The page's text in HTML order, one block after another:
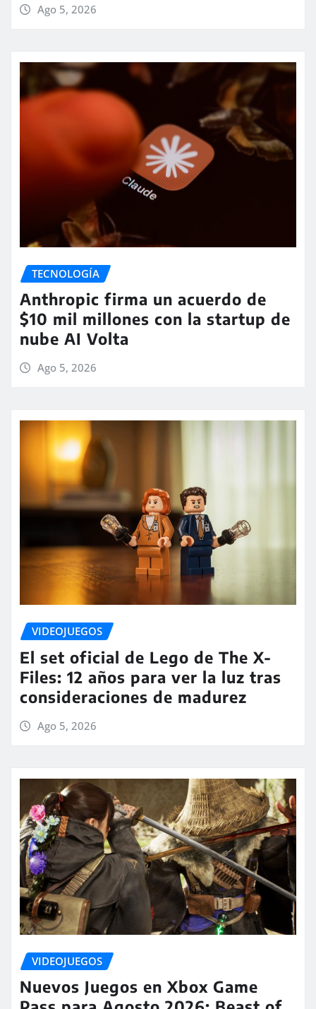
Ago 5, 2026
TECNOLOGÍA
Anthropic firma un acuerdo de
$10 mil millones con la startup de
nube AI Volta
Ago 5, 2026
VIDEOJUEGOS
El set oficial de Lego de The X-
Files: 12 años para ver la luz tras
consideraciones de madurez
Ago 5, 2026
VIDEOJUEGOS
Nuevos Juegos en Xbox Game